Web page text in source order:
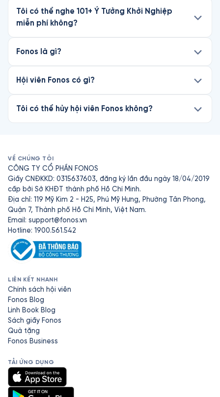
Tôi có thể nghe 101+ Ý Tưởng Khởi Nghiệp
miễn phí không?
Fonos là gì?
Hội viên Fonos có gì?
Tôi có thể hủy hội viên Fonos không?
VỀ CHÚNG TÔI
CÔNG TY CỔ PHẦN FONOS
Giấy CNĐKKD: 0315637603, đăng ký lần đầu ngày 18/04/2019
cấp bởi Sở KHĐT thành phố Hồ Chí Minh.
Địa chỉ: 119 Mỹ Kim 2 - H25, Phú Mỹ Hưng, Phường Tân Phong,
Quận 7, Thành phố Hồ Chí Minh, Việt Nam.
Email: support@fonos.vn
Hotline: 1900.561.542
LIÊN KẾT NHANH
Chính sách hội viên
Fonos Blog
Linh Book Blog
Sách giấy Fonos
Quà tặng
Fonos Business
TẢI ỨNG DỤNG